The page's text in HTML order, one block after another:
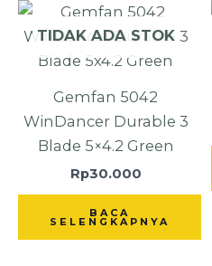
TIDAK ADA STOK
Gemfan 5042
WinDancer Durable 3
Blade 5×4.2 Green
Rp30.000
BACA
SELENGKAPNYA